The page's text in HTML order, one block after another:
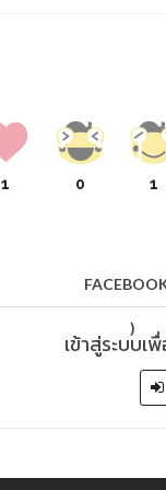
1 0 1
)
เข้าสู่ระบบ